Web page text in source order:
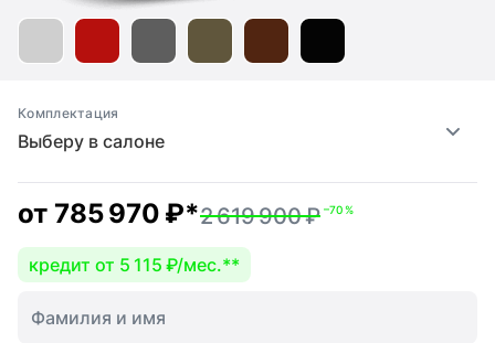
Выберу в салоне
Комплектация
от 785 970 ₽*2 619 900 ₽ –70 %
кредит от 5 115 ₽/мес.**